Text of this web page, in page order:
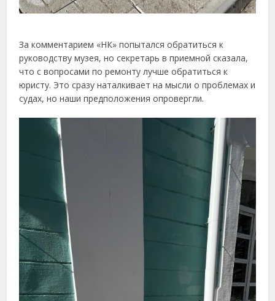
За комментарием «НК» попытался обратиться к
руководству музея, но секретарь в приемной сказала,
что с вопросами по ремонту лучше обратиться к
юристу. Это сразу наталкивает на мысли о проблемах и
судах, но наши предположения опровергли.